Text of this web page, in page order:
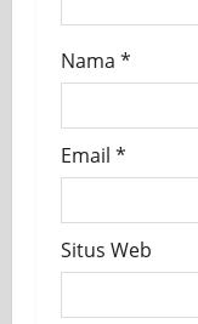
Nama *
Email *
Situs Web